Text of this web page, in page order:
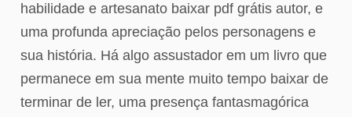
habilidade e artesanato baixar pdf grátis autor, e
uma profunda apreciação pelos personagens e
sua história. Há algo assustador em um livro que
permanece em sua mente muito tempo baixar de
terminar de ler, uma presença fantasmagórica